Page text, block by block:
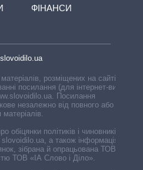
ФІНАНСИ
розміщених на сайті,
посилання (для інтернет-видань
Посилання
незалежно від повного або
обіцянки політиків і чиновників,
а також інформація про
зібрана й опрацьована ТОВ «ІА
ТОВ «ІА Слово і Діло».